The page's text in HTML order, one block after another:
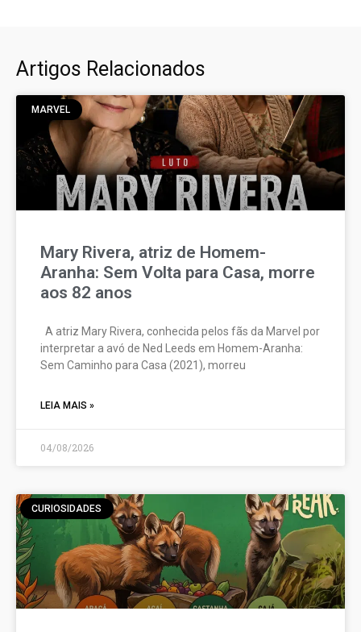
Artigos Relacionados
MARVEL
Mary Rivera, atriz de Homem-
Aranha: Sem Volta para Casa, morre
aos 82 anos
A atriz Mary Rivera, conhecida pelos fãs da Marvel por
interpretar a avó de Ned Leeds em Homem-Aranha:
Sem Caminho para Casa (2021), morreu
LEIA MAIS »
04/08/2026
CURIOSIDADES